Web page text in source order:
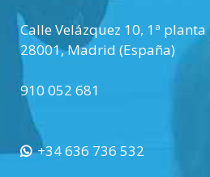
Calle Velázquez 10, 1ª planta
28001,Madrid (España)
910 052 681
+34 636 736 532